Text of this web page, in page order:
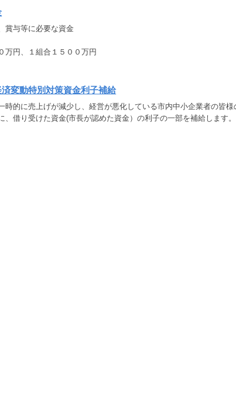
賞与等に必要な資金
万円、１組合１５００万円
変動特別対策資金利子補給
時的に売上げが減少し、経営が悪化している市内中小企業者の皆
、借り受けた資金(市長が認めた資金）の利子の一部を補給します。